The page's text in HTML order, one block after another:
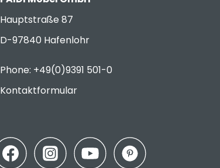
Hauptstraße 87
D-97840 Hafenlohr
Phone: +49(0)9391 501-0
Kontaktformular